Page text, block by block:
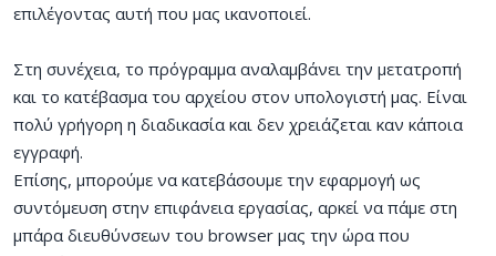
επιλέγοντας αυτή που μας ικανοποιεί.
Στη συνέχεια, το πρόγραμμα αναλαμβάνει την μετατροπή
και το κατέβασμα του αρχείου στον υπολογιστή μας. Είναι
πολύ γρήγορη η διαδικασία και δεν χρειάζεται καν κάποια
εγγραφή.
Επίσης, μπορούμε να κατεβάσουμε την εφαρμογή ως
συντόμευση στην επιφάνεια εργασίας, αρκεί να πάμε στη
μπάρα διευθύνσεων του browser μας την ώρα που